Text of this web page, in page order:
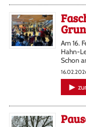
Am 16.
Hahn-
Schon